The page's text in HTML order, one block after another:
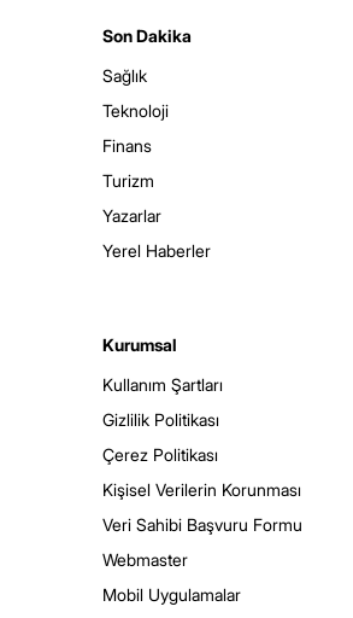
Son Dakika
Sağlık
Teknoloji
Finans
Turizm
Yazarlar
Yerel Haberler
Kurumsal
Kullanım Şartları
Gizlilik Politikası
Çerez Politikası
Kişisel Verilerin Korunması
Veri Sahibi Başvuru Formu
Webmaster
Mobil Uygulamalar